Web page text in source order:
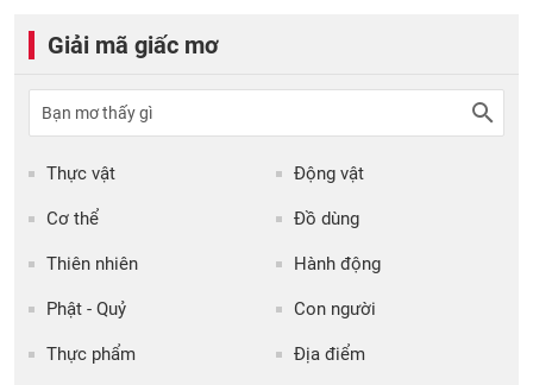
Giải mã giấc mơ
Thực vật Động vật
Cơ thể Đồ dùng
Thiên nhiên Hành động
Phật - Quỷ Con người
Thực phẩm Địa điểm